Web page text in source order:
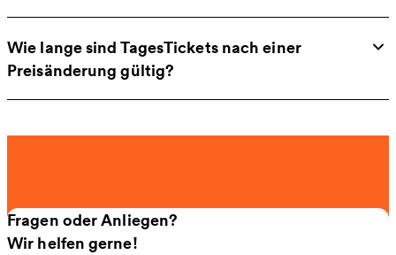
Wie lange sind TagesTickets nach einer
Preisänderung gültig?
Fragen oder Anliegen?
Wir helfen gerne!